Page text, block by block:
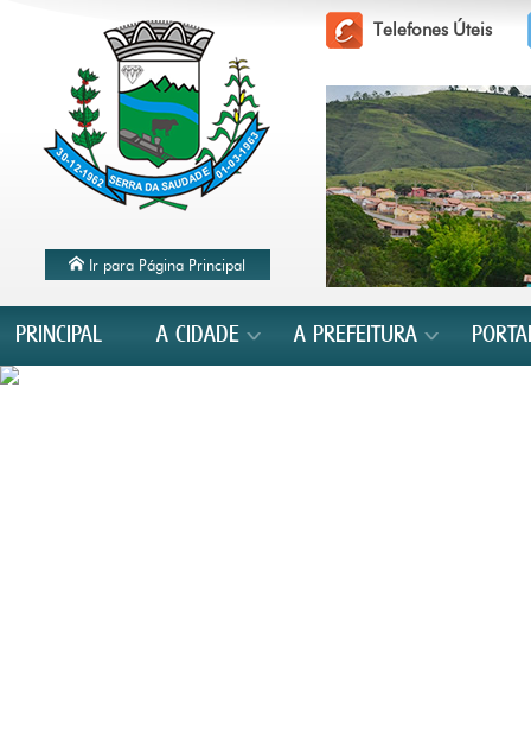
Ir para Página Principal
Telefones Úteis
PRINCIPAL A CIDADE A PREFEITURA